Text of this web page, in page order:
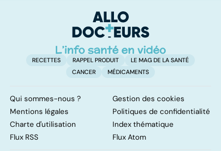
d'angine ?
RECETTES RAPPEL PRODUIT
LE MAG DE LA SANTÉ
CANCER
MÉDICAMENTS
Qui sommes-nous ?
Gestion des cookies
Mentions légales
Politiques de confidentialité
Charte d'utilisation
Index thématique
Flux RSS
Flux Atom